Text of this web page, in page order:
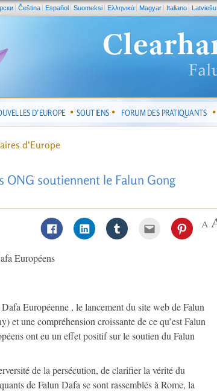
Čeština Español Suomeksi Ελληνικά Magyar Italiano Latviešu
D’EUROPE SOUTIENS FORUM DES PRATIQUANTS
d'Europe
ONG soutiennent le Falun Gong
Européens
Européenne , le lancement du site web de Falun
et une compréhension croissante de ce qu’est Falun
ont eu un effet positif sur le soutien du Falun
de la persécution, de clarifier la vérité du
de Falun Dafa se sont rassemblés à Rome, la